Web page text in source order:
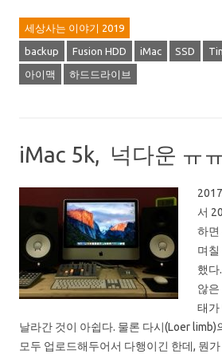
세상사는 이야기 2019
backup Fusion HDD iMac SSD
아이맥 하드드라이브
iMac 5k, 넉다운 ㅠ
서
하면
며
했다
않
태가
날라간 것이 아쉽다. 물론 다시(Loer limb)
모두 업로드해두어서 다행이긴 한데, 뭔